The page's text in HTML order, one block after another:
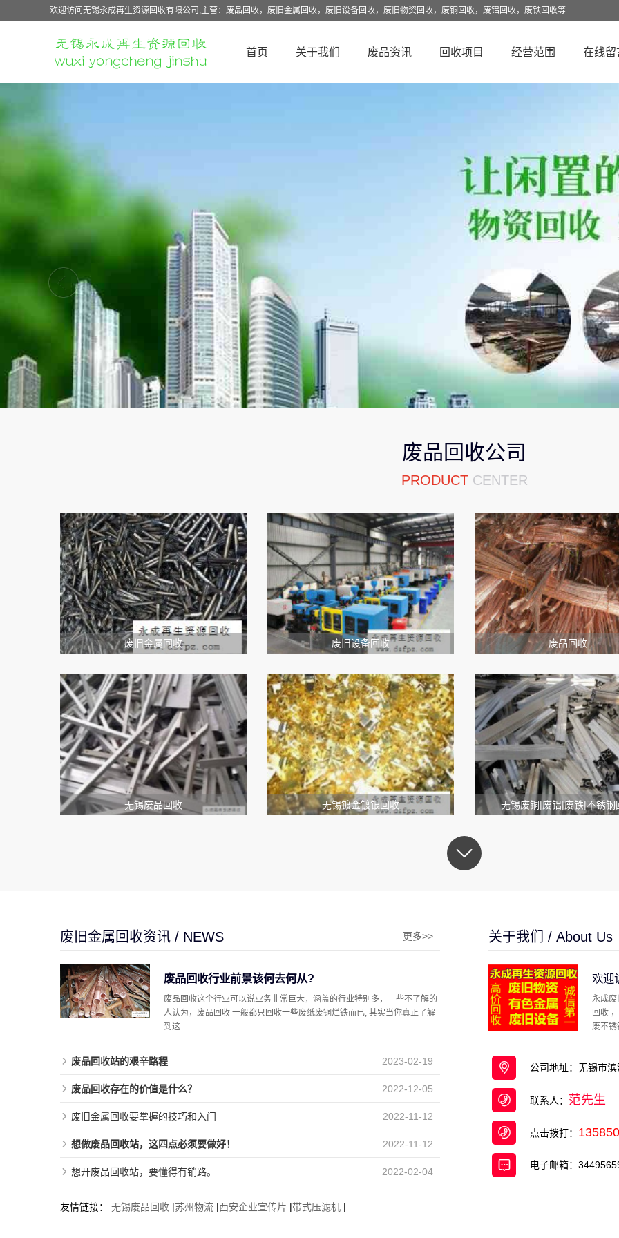
欢迎访问无锡永成再生资源回收有限公司,主营：废品回收，废旧金属回收，废旧设备回收，废旧物资回收，废铜回收，废铝回收，废铁回收等
首页 关于我们 废品资讯 回收项目 经营范围 在线留
废品回收公司
PRODUCTCENTER
废旧金属回收 废旧设备回收 废品回收
无锡废品回收 无锡镀金镀银回收 无锡废铜|废铝|废铁|不锈钢
废旧金属回收资讯 / NEWS 更多>>
废品回收行业前景该何去何从?
废品回收这个行业可以说业务非常巨大，涵盖的行业特别多，一些不了解的
人认为，废品回收 一般都只回收一些废纸废铜烂铁而已; 其实当你真正了解
到这 ...
废品回收站的艰辛路程 2023-02-19
废品回收存在的价值是什么？ 2022-12-05
废旧金属回收要掌握的技巧和入门 2022-11-12
想做废品回收站，这四点必须要做好！ 2022-11-12
想开废品回收站，要懂得有销路。 2022-02-04
关于我们 / About Us
欢迎
永成废
回收
废不锈
公司地址：无锡市
联系人： 范先生
点击拨打：
电子邮箱：
友情链接： 无锡废品回收 |苏州物流 |西安企业宣传片 |带式压滤机 |